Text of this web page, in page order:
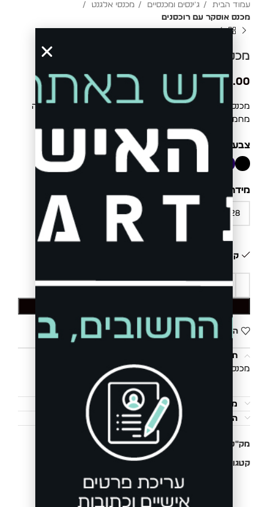
עמוד הבית ג'ינסים ומכנסיים
מכנסי אלגנט
מכנס אוסקר עם רוכסנים
מכנס אוסקר עם רוכסנים
299.00
מכנס אוסקר אלגנטי עם רוכסנים דקורטיביים. בד איכותי וגזרה
מחמיאה.
צבע
D.NAVY
אפור מלאנ'ז
מידה
קיים במלאי
הוסף לרשימת המשאלות
תיאור
מכנס אלגנט עם שרשרת
משלוחים והחזרות
הוראות כביסה
מק"ט: 74003835328
קטגוריות: חדש,